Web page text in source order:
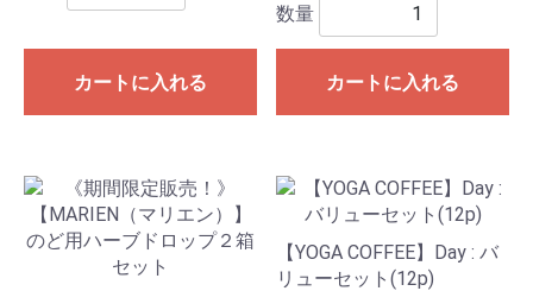
カートに入れる
数量
カートに入れる
【YOGA COFFEE】Day : バ
リューセット(12p)